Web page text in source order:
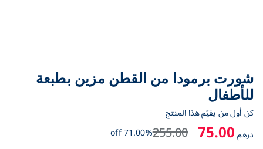
شورت برمودا من القطن مزين بطبعة
للأطفال
كن أول من يقيّم هذا المنتج
درهم75.00
255.00
71.00% off